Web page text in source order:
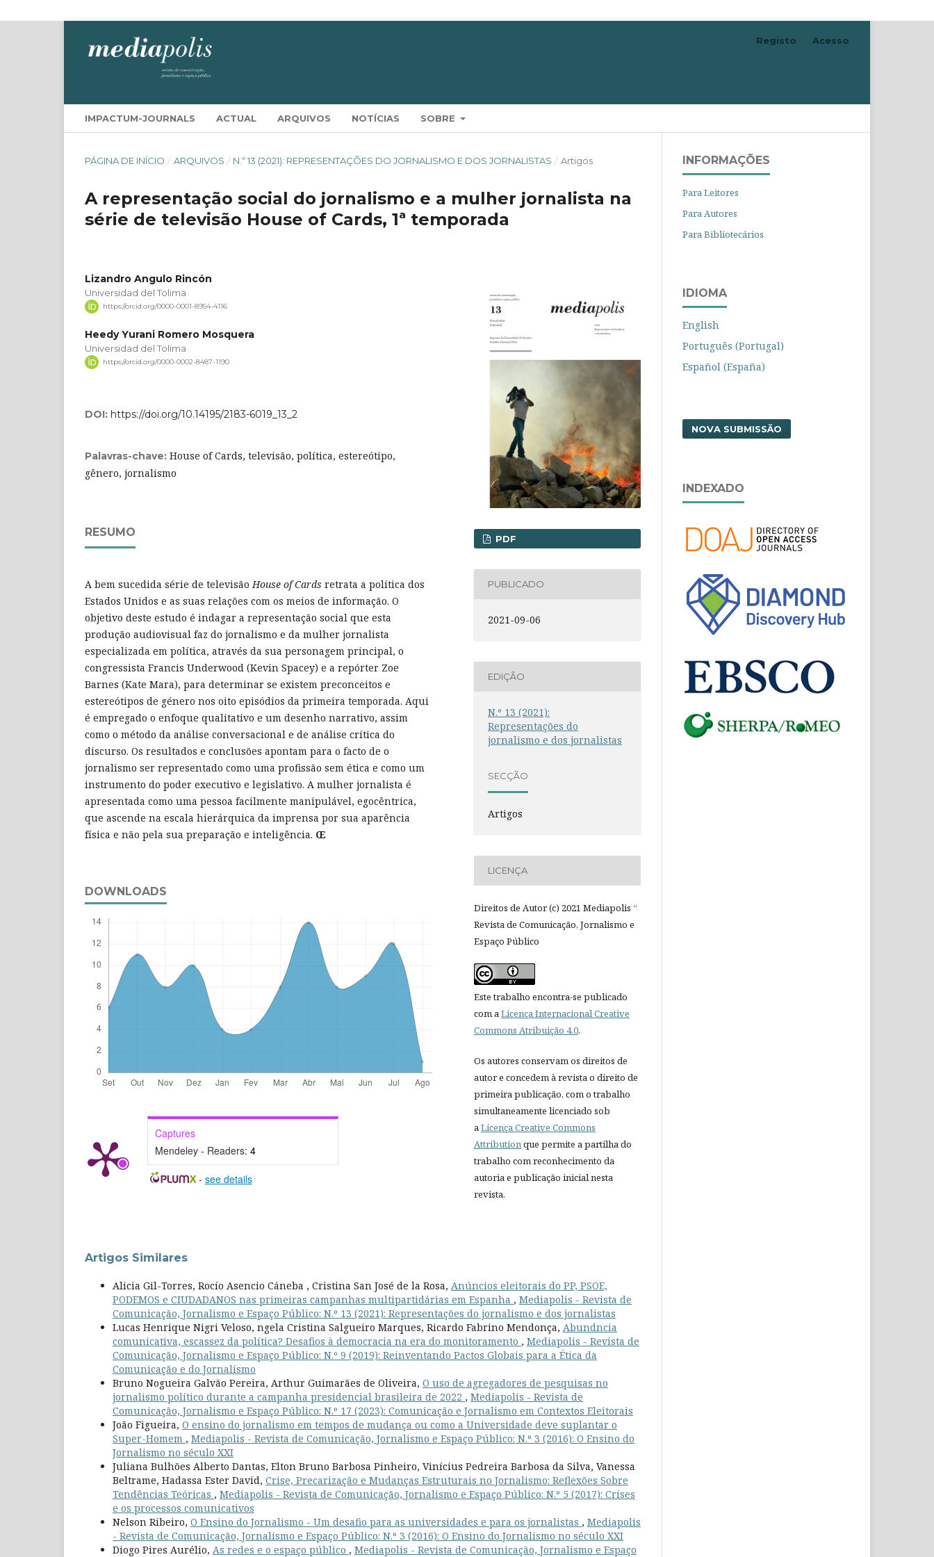
IMPACTUM-JOURNALS ACTUAL ARQUIVOS NOTÍCIAS SOBRE
Registo Acesso
PÁGINA DE INÍCIO / ARQUIVOS / N.º 13 (2021): REPRESENTAÇÕES DO JORNALISMO E DOS JORNALISTAS / Artigos
A representação social do jornalismo e a mulher jornalista na
série de televisão House of Cards, 1ª temporada
Lizandro Angulo Rincón
Universidad del Tolima
https://orcid.org/0000-0001-8954-4116
Heedy Yurani Romero Mosquera
Universidad del Tolima
https://orcid.org/0000-0002-8487-1190
DOI: https://doi.org/10.14195/2183-6019_13_2
Palavras-chave: House of Cards, televisão, política, estereótipo,
gênero, jornalismo
RESUMO
A bem sucedida série de televisãoHouse of Cards retrata a política dos
Estados Unidos e as suas relações com os meios de informação. O
objetivo deste estudo é indagar a representação social que esta
produção audiovisual faz do jornalismo e da mulher jornalista
especializada em política, através da sua personagem principal, o
congressista Francis Underwood (Kevin Spacey) e a repórter Zoe
Barnes (Kate Mara), para determinar se existem preconceitos e
estereótipos de género nos oito episódios da primeira temporada. Aqui
é empregado o enfoque qualitativo e um desenho narrativo, assim
como o método da análise conversacional e de análise crítica do
discurso. Os resultados e conclusões apontam para o facto de o
jornalismo ser representado como uma profissão sem ética e como um
instrumento do poder executivo e legislativo. A mulher jornalista é
apresentada como uma pessoa facilmente manipulável, egocêntrica,
que ascende na escala hierárquica da imprensa por sua aparência
física e não pela sua preparação e inteligência. Œ
DOWNLOADS
Captures
Mendeley - Readers: 4
- see details
PDF
PUBLICADO
2021-09-06
EDIÇÃO
N.º 13 (2021):
Representações do
jornalismo e dos jornalistas
SECÇÃO
Artigos
LICENÇA
Direitos de Autor (c) 2021 Mediapolis “
Revista de Comunicação, Jornalismo e
Espaço Público
Este trabalho encontra-se publicado
com aLicença Internacional Creative
Commons Atribuição 4.0.
Os autores conservam os direitos de
autor e concedem à revista o direito de
primeira publicação, com o trabalho
simultaneamente licenciado sob
aLicença Creative Commons
Attributionque permite a partilha do
trabalho com reconhecimento da
autoria e publicação inicial nesta
revista.
Artigos Similares
Alicia Gil-Torres, Rocío Asencio Cáneba , Cristina San José de la Rosa, Anúncios eleitorais do PP, PSOE,
PODEMOS e CIUDADANOS nas primeiras campanhas multipartidárias em Espanha , Mediapolis - Revista de
Comunicação, Jornalismo e Espaço Público: N.º 13 (2021): Representações do jornalismo e dos jornalistas
Lucas Henrique Nigri Veloso, ngela Cristina Salgueiro Marques, Ricardo Fabrino Mendonça, Abundncia
comunicativa, escassez da política? Desafios à democracia na era do monitoramento , Mediapolis - Revista de
Comunicação, Jornalismo e Espaço Público: N.º 9 (2019): Reinventando Pactos Globais para a Ética da
Comunicação e do Jornalismo
Bruno Nogueira Galvão Pereira, Arthur Guimarães de Oliveira, O uso de agregadores de pesquisas no
jornalismo político durante a campanha presidencial brasileira de 2022 , Mediapolis - Revista de
Comunicação, Jornalismo e Espaço Público: N.º 17 (2023): Comunicação e Jornalismo em Contextos Eleitorais
João Figueira, O ensino do jornalismo em tempos de mudança ou como a Universidade deve suplantar o
Super-Homem , Mediapolis - Revista de Comunicação, Jornalismo e Espaço Público: N.º 3 (2016): O Ensino do
Jornalismo no século XXI
Juliana Bulhões Alberto Dantas, Elton Bruno Barbosa Pinheiro, Vinícius Pedreira Barbosa da Silva, Vanessa
Beltrame, Hadassa Ester David, Crise, Precarização e Mudanças Estruturais no Jornalismo: Reflexões Sobre
Tendências Teóricas , Mediapolis - Revista de Comunicação, Jornalismo e Espaço Público: N.º 5 (2017): Crises
e os processos comunicativos
Nelson Ribeiro, O Ensino do Jornalismo - Um desafio para as universidades e para os jornalistas , Mediapolis
- Revista de Comunicação, Jornalismo e Espaço Público: N.º 3 (2016): O Ensino do Jornalismo no século XXI
Diogo Pires Aurélio, As redes e o espaço público , Mediapolis - Revista de Comunicação, Jornalismo e Espaço
INFORMAÇÕES
Para Leitores
Para Autores
Para Bibliotecários
IDIOMA
English
Português (Portugal)
Español (España)
NOVA SUBMISSÃO
INDEXADO